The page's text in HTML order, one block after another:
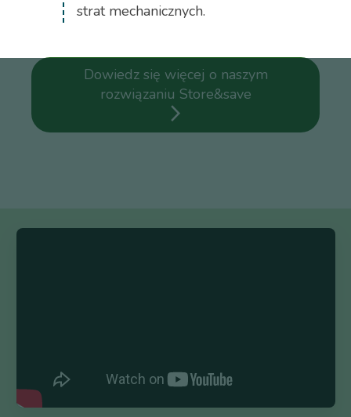
strat mechanicznych.
Dowiedz się więcej o naszym
rozwiązaniu Store&save
arrow_forward_ios